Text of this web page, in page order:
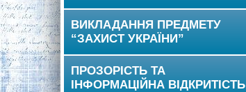
ВИКЛАДАННЯ ПРЕДМЕТУ
“ЗАХИСТ УКРАЇНИ”
ПРОЗОРІСТЬ ТА
ІНФОРМАЦІЙНА ВІДКРИТІСТЬ